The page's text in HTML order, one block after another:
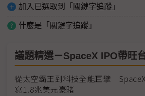
加入已選取到「關鍵字追蹤」
什麼是「關鍵字追蹤」
議題精選－SpaceX IPO帶旺
從太空霸王到科技全能巨擘
寫1.8兆美元豪賭